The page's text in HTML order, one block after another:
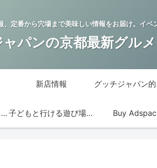
定番から穴場まで美味しい情報をお届け。イベ
パンの京都最新グルメ
新店情報
おもてなしするならこの店 子どもと行ける遊び場・お店 Buy